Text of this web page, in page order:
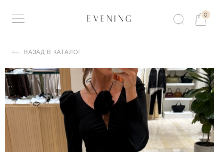
0
НАЗАД В КАТАЛОГ